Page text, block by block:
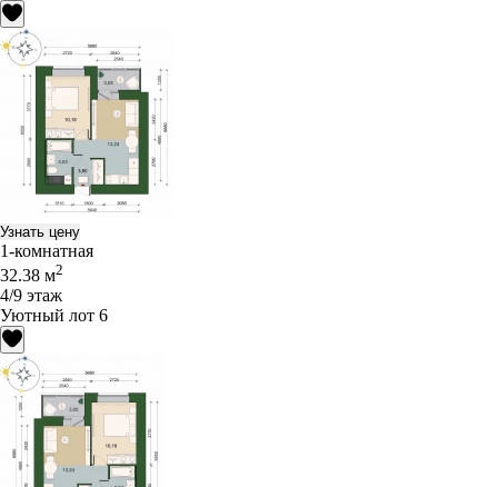
Узнать цену
1-комнатная
32.38 м2
4/9 этаж
Уютный лот 6